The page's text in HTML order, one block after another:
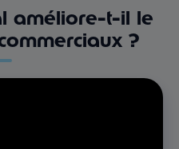
améliore-t-il le
?